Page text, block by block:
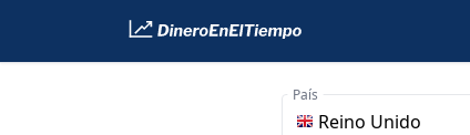
Reino Unido
País